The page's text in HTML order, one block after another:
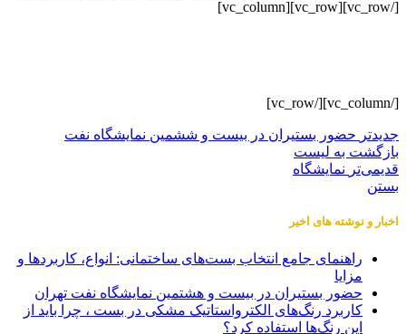
حضور بستیران در بیست و ششمین نمایشگاه نفت
به لیست
نمایشگاه
و نوشته های اخیر
راهنمای جامع انتخاب بست‌های ساختمانی: انواع، کاربردها و
مزایا
حضور بستیران در بیست و هشتمین نمایشگاه نفت تهران
کاربرد رنگ‌های الکترواستاتیک مشکی در بست ، چرا باید از
این رنگ‌ها استفاده کرد؟